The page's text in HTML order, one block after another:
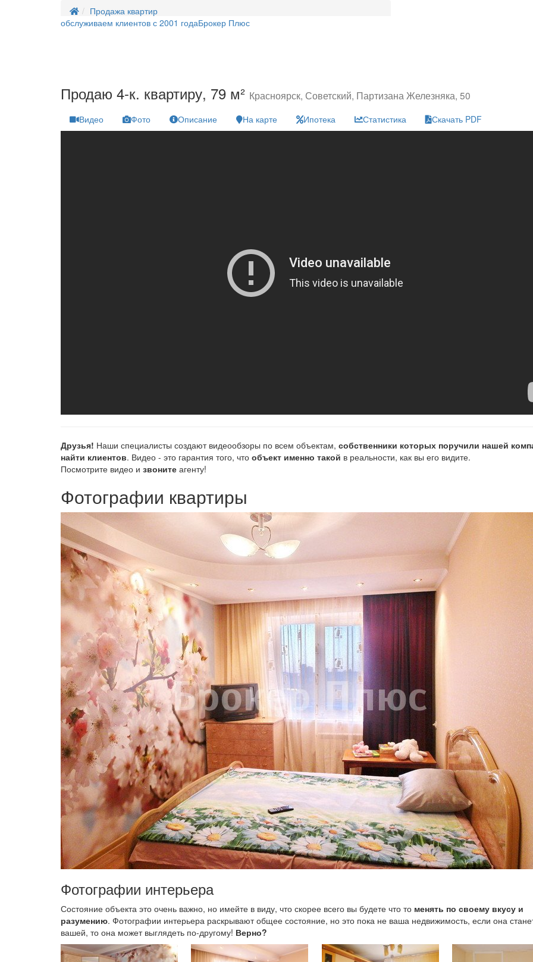
Продажа квартир
обслуживаем клиентов с 2001 годаБрокер Плюс
Продаю 4-к. квартиру, 79 м² Красноярск, Советский, Партизана Железняка, 50
Видео Фото Описание На карте Ипотека Статистика Скачать PDF
Друзья! Наши специалисты создают видеообзоры по всем объектам, собственники которых поручили нашей
найти клиентов. Видео - это гарантия того, что объект именно такой в реальности, как вы его видите.
Посмотрите видео и звоните агенту!
Фотографии квартиры
Фотографии интерьера
Состояние объекта это очень важно, но имейте в виду, что скорее всего вы будете что то менять по своему вкусу и
разумению. Фотографии интерьера раскрывают общее состояние, но это пока не ваша недвижимость, если она
вашей, то она может выглядеть по-другому! Верно?